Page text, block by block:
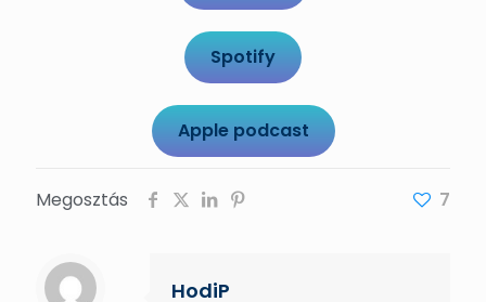
Spotify
Apple podcast
Megosztás 7
HodiP